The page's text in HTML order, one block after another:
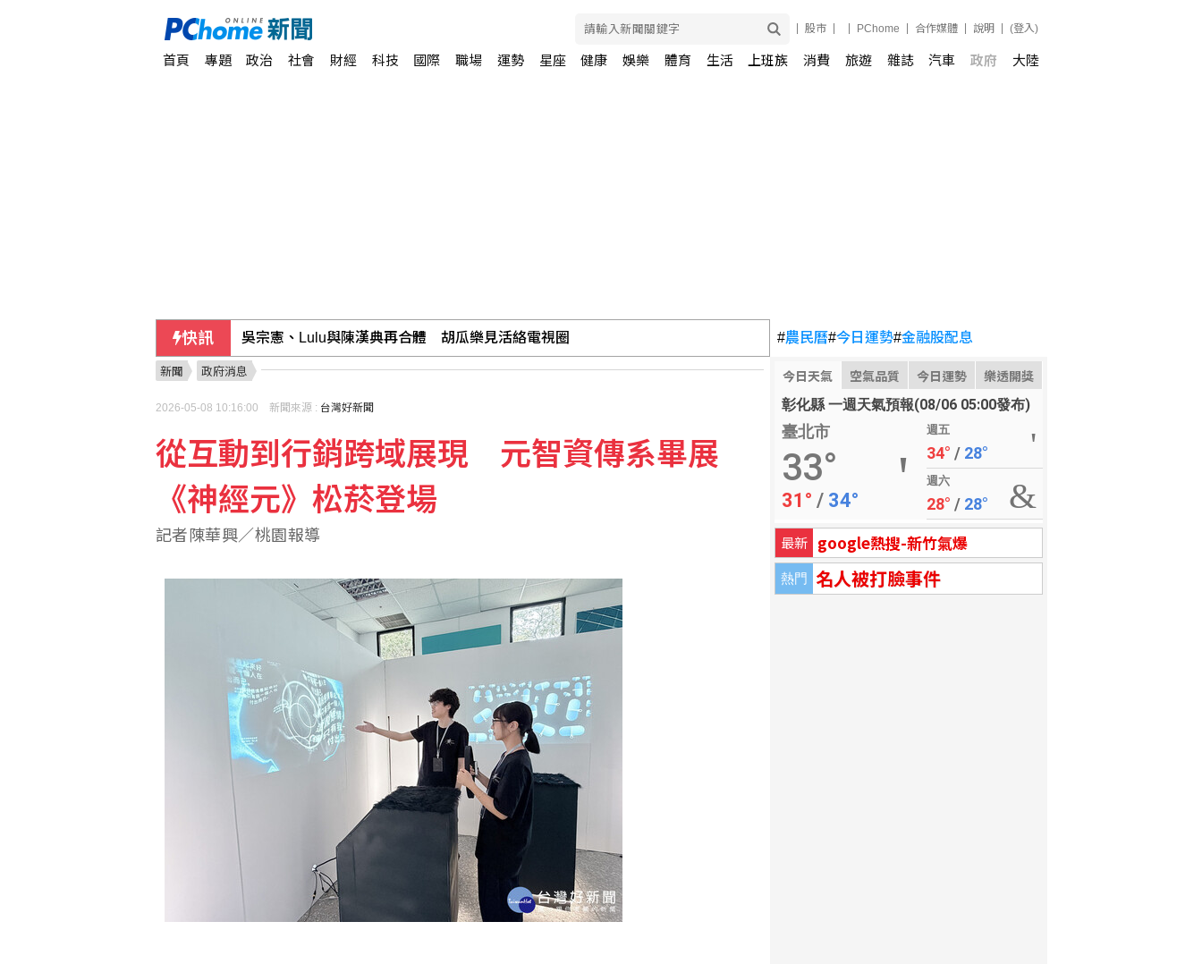
股市 PChome 合作媒體 說明 (登入)
首頁 專題 政治 社會 財經 科技 國際 職場 運勢 星座 健康 娛樂 體育 生活 上班族 消費 旅遊 雜誌 汽車 政府 大陸
快訊 吳宗憲、Lulu與陳漢典再合體 胡瓜樂見活絡電視圈
啟動巡洋監兵計畫！沈伯洋：成為台灣眼睛
7月CPI年增2.54% 連3月突破通膨警戒線
#農民曆#今日運勢#金融股配息
今日天氣 空氣品質 今日運勢 樂透開獎
彰化縣 一週天氣預報(08/06 05:00發布)
臺北市
33°
31° / 34°
週五
34° / 28°
週六
28° / 28°
最新 google熱搜-新竹氣爆
熱門 名人被打臉事件
新聞 政府消息
2026-05-08 10:16:00 新聞來源 : 台灣好新聞
從互動到行銷跨域展現 元智資傳系畢展
《神經元》松菸登場
記者陳華興／桃園報導